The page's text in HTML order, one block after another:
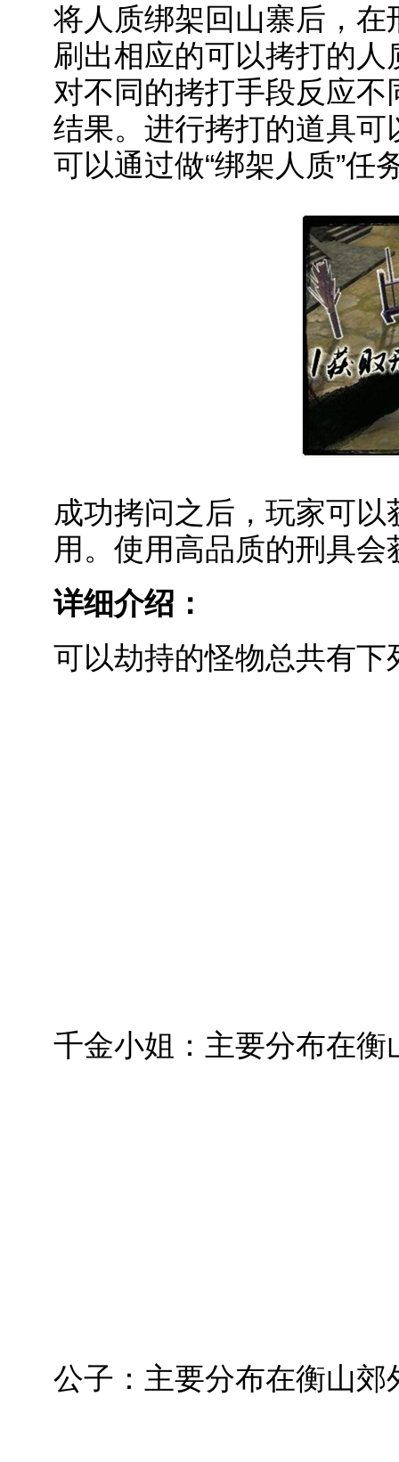
将人质绑架回山寨后，
刷出相应的可以拷打的
对不同的拷打手段反应
结果。进行拷打的道具
可以通过做“绑架人质”任
成功拷问之后，玩家可
用。使用高品质的刑具
详细介绍：
可以劫持的怪物总共有下
千金小姐：主要分布在
公子：主要分布在衡山郊